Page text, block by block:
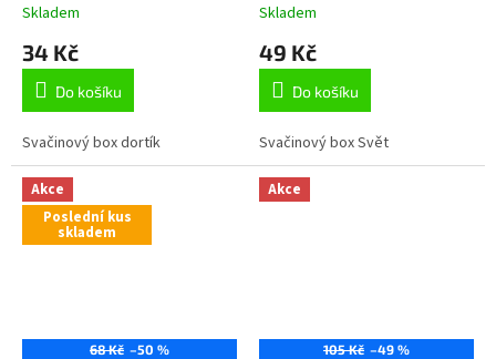
Skladem
34 Kč
Do košíku
Svačinový box dortík
Skladem
49 Kč
Do košíku
Svačinový box Svět
Akce
Poslední kus
skladem
68 Kč –50 %
Akce
105 Kč –49 %